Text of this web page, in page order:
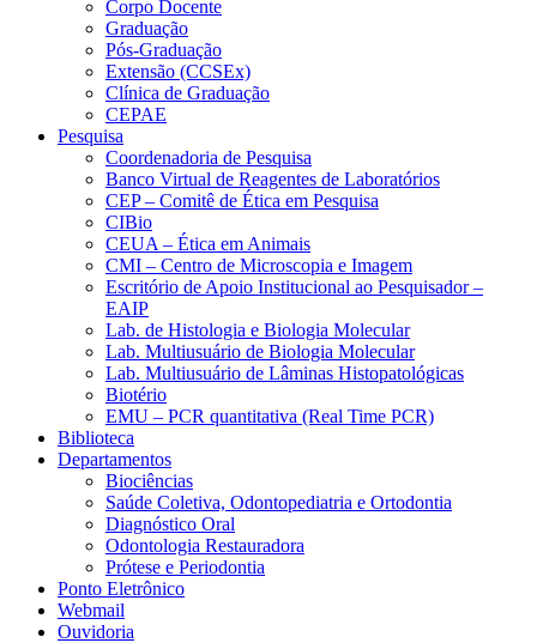
Corpo Docente
Graduação
Pós-Graduação
Extensão (CCSEx)
Clínica de Graduação
CEPAE
Pesquisa
Coordenadoria de Pesquisa
Banco Virtual de Reagentes de Laboratórios
CEP – Comitê de Ética em Pesquisa
CIBio
CEUA – Ética em Animais
CMI – Centro de Microscopia e Imagem
Escritório de Apoio Institucional ao Pesquisador –
EAIP
Lab. de Histologia e Biologia Molecular
Lab. Multiusuário de Biologia Molecular
Lab. Multiusuário de Lâminas Histopatológicas
Biotério
EMU – PCR quantitativa (Real Time PCR)
Biblioteca
Departamentos
Biociências
Saúde Coletiva, Odontopediatria e Ortodontia
Diagnóstico Oral
Odontologia Restauradora
Prótese e Periodontia
Ponto Eletrônico
Webmail
Ouvidoria